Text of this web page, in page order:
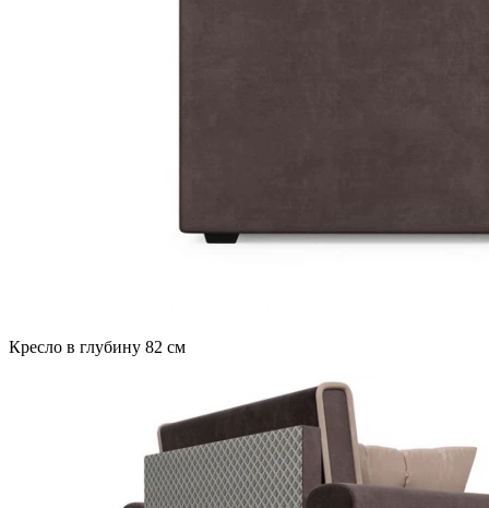
Кресло в глубину 82 см